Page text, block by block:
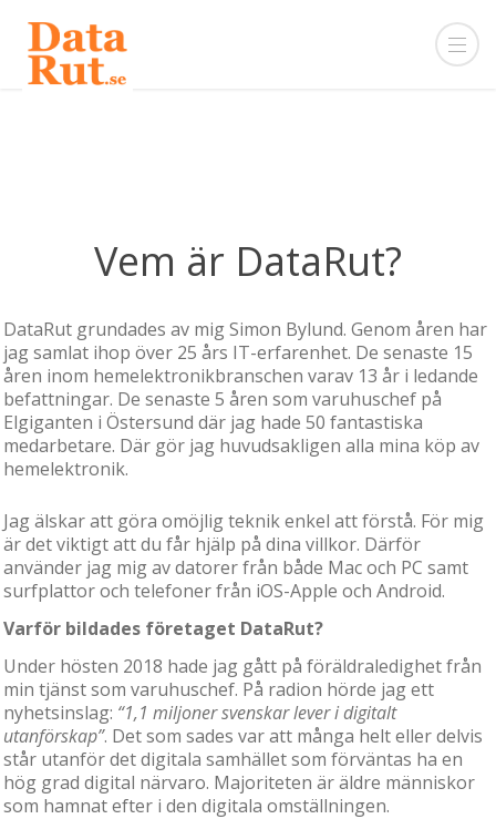
Vem är DataRut?
DataRut grundades av mig Simon Bylund. Genom åren har
jag samlat ihop över 25 års IT-erfarenhet. De senaste 15
åren inom hemelektronikbranschen varav 13 år i ledande
befattningar. De senaste 5 åren som varuhuschef på
Elgiganten i Östersund där jag hade 50 fantastiska
medarbetare. Där gör jag huvudsakligen alla mina köp av
hemelektronik.
Jag älskar att göra omöjlig teknik enkel att förstå. För mig
är det viktigt att du får hjälp på dina villkor. Därför
använder jag mig av datorer från både Mac och PC samt
surfplattor och telefoner från iOS-Apple och Android.
Varför bildades företaget DataRut?
Under hösten 2018 hade jag gått på föräldraledighet från
min tjänst som varuhuschef. På radion hörde jag ett
nyhetsinslag: “1,1 miljoner svenskar lever i digitalt
utanförskap”. Det som sades var att många helt eller delvis
står utanför det digitala samhället som förväntas ha en
hög grad digital närvaro. Majoriteten är äldre människor
som hamnat efter i den digitala omställningen.